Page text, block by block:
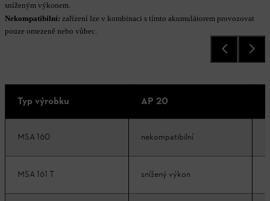
sníženým výkonem.
Nekompatibilní: zařízení lze v kombinaci s tímto akumulátorem provozovat
pouze omezeně nebo vůbec.
Typ výrobku AP 20
MSA 160 nekompatibilní
MSA 161 T snížený výkon